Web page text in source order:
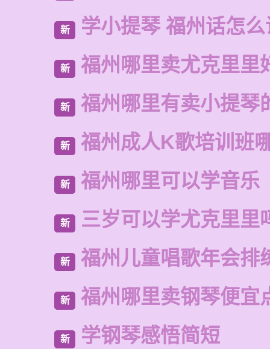
新 学小提琴 福州话怎
新 福州哪里卖尤克里里
新 福州哪里有卖小提琴
新 福州成人K歌培训班
新 福州哪里可以学音乐
新 三岁可以学尤克里里
新 福州儿童唱歌年会排
新 福州哪里卖钢琴便宜
新 学钢琴感悟简短